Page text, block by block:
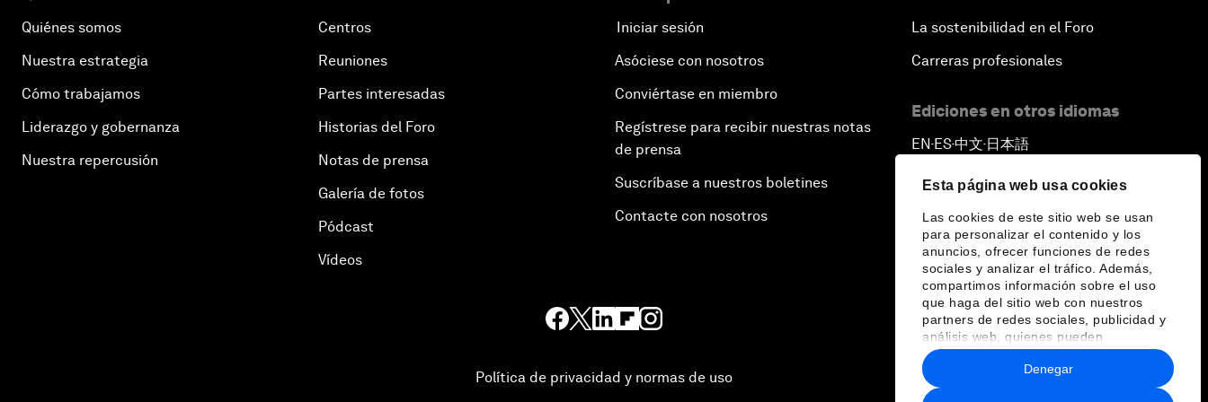
Esta página web usa cookies
Las cookies de este sitio web se usan
para personalizar el contenido y los
anuncios, ofrecer funciones de redes
sociales y analizar el tráfico. Además,
compartimos información sobre el uso
que haga del sitio web con nuestros
partners de redes sociales, publicidad y
análisis web, quienes pueden
combinarla con otra información que les
haya proporcionado o que hayan
recopilado a partir del uso que haya
Denegar
Quiénes somos
Nuestra estrategia
Cómo trabajamos
Liderazgo y gobernanza
Nuestra repercusión
Centros
Reuniones
Partes interesadas
Historias del Foro
Notas de prensa
Galería de fotos
Pódcast
Vídeos
Iniciar sesión
Asóciese con nosotros
Conviértase en miembro
Regístrese para recibir nuestras notas
de prensa
Suscríbase a nuestros boletines
Contacte con nosotros
La sostenibilidad en el Foro
Carreras profesionales
Ediciones en otros idiomas
EN ▪ ES▪中文▪ 日本語
Política de privacidad y normas de uso